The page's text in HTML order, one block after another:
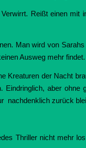
Reißt einen mit
Man wird von
Ausweg mehr findet.
Kreaturen der Nacht
aber ohne
nachdenklich zurück
Thriller nicht mehr